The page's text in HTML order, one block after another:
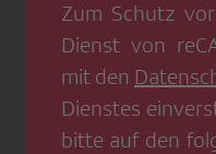
Zum Schutz
Dienst von
mit den
Dienstes
bitte auf den